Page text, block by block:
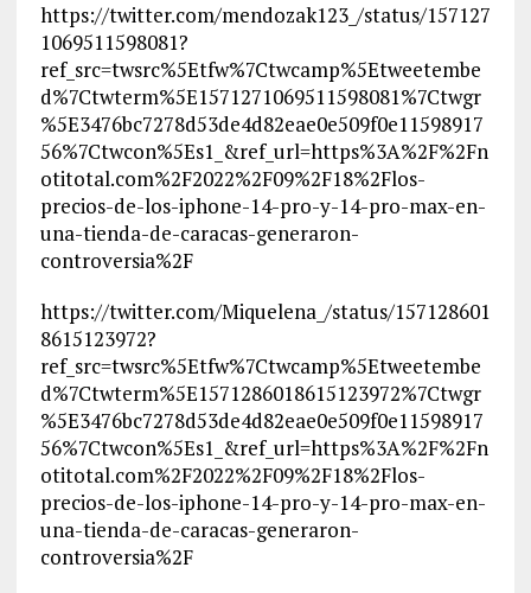
https://twitter.com/mendozak123_/status/157127
1069511598081?
ref_src=twsrc%5Etfw%7Ctwcamp%5Etweetembe
d%7Ctwterm%5E1571271069511598081%7Ctwgr
%5E3476bc7278d53de4d82eae0e509f0e11598917
56%7Ctwcon%5Es1_&ref_url=https%3A%2F%2Fn
otitotal.com%2F2022%2F09%2F18%2Flos-
precios-de-los-iphone-14-pro-y-14-pro-max-en-
una-tienda-de-caracas-generaron-
controversia%2F
https://twitter.com/Miquelena_/status/157128601
8615123972?
ref_src=twsrc%5Etfw%7Ctwcamp%5Etweetembe
d%7Ctwterm%5E1571286018615123972%7Ctwgr
%5E3476bc7278d53de4d82eae0e509f0e11598917
56%7Ctwcon%5Es1_&ref_url=https%3A%2F%2Fn
otitotal.com%2F2022%2F09%2F18%2Flos-
precios-de-los-iphone-14-pro-y-14-pro-max-en-
una-tienda-de-caracas-generaron-
controversia%2F